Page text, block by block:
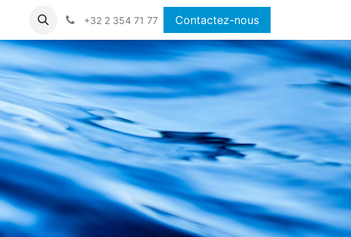
+32 2 354 71 77 Contactez-nous